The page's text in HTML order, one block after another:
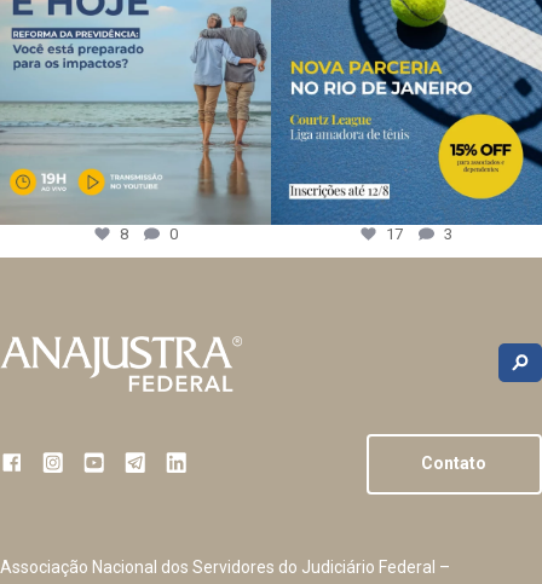
8 0 17 3
Contato
Associação Nacional dos Servidores do Judiciário Federal –